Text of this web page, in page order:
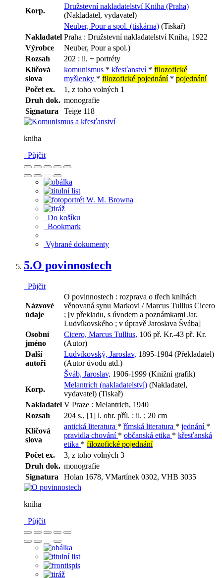
Korp.
Družstevní nakladatelství Kniha (Praha)
(Nakladatel, vydavatel)
Neuber, Pour a spol. (tiskárna) (Tiskař)
Nakladatel Praha : Družstevní nakladatelství Kniha, 1922
Výrobce
Neuber, Pour a spol.)
Rozsah
202 : il. + portréty
Klíčová
slova
komunismus * křesťanství * filozofické
myšlenky * filozofické pojednání * pojednání
Počet ex.
1, z toho volných 1
Druh dok. monografie
Signatura
Teige 118
kniha
Půjčit
Do košíku
Bookmark
Vybrané dokumenty
5.O povinnostech
Půjčit
Názvové
údaje
O povinnostech : rozprava o třech knihách
věnovaná synu Markovi / Marcus Tullius Cicero
; [v překladu, s úvodem a poznámkami Jar.
Ludvíkovského ; v úpravě Jaroslava Švába]
Osobní
jméno
Cicero, Marcus Tullius, 106 př. Kr.-43 př. Kr.
(Autor)
Další
autoři
Ludvíkovský, Jaroslav, 1895-1984 (Překladatel)
(Autor úvodu atd.)
Šváb, Jaroslav, 1906-1999 (Knižní grafik)
Korp.
Melantrich (nakladatelství) (Nakladatel,
vydavatel) (Tiskař)
Nakladatel V Praze : Melantrich, 1940
Rozsah
204 s., [1] l. obr. příl. : il. ; 20 cm
Klíčová
slova
antická literatura * římská literatura * jednání *
pravidla chování * občanská etika * křesťanská
etika * filozofické pojednání
Počet ex.
3, z toho volných 3
Druh dok. monografie
Signatura
Holan 1678, VMartínek 0302, VHB 3035
kniha
Půjčit